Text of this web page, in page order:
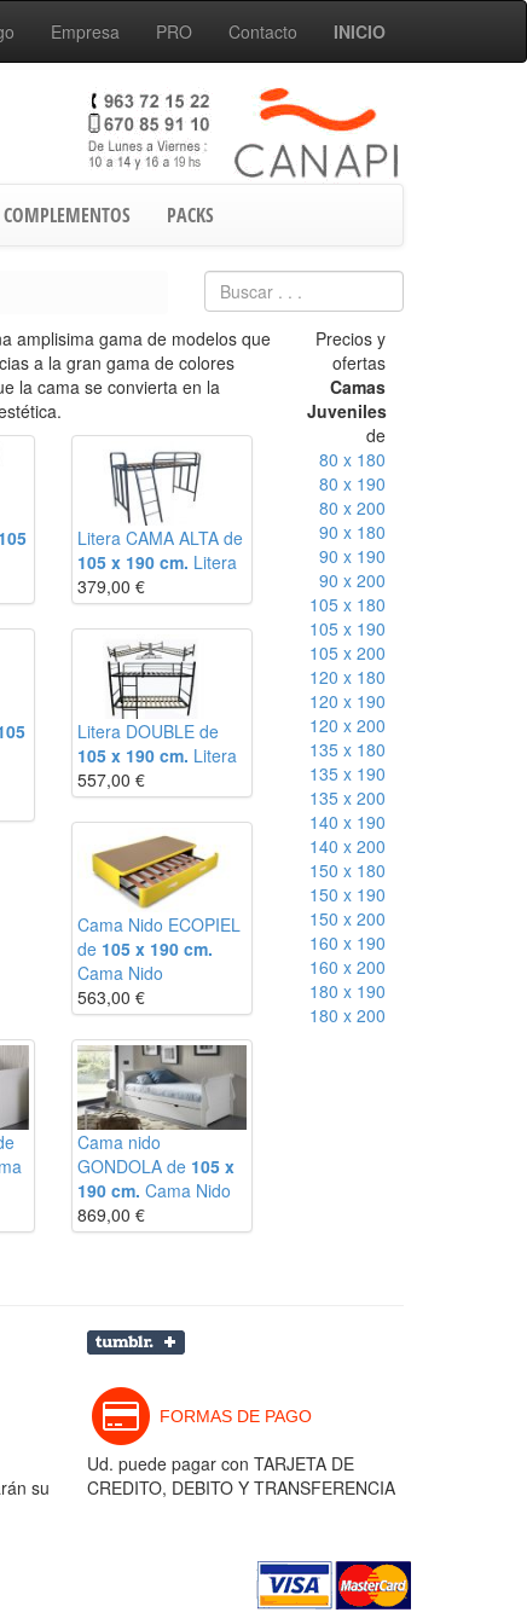
Empresa PRO Contacto INICIO
COMPLEMENTOS PACKS
amplisima gama de modelos que
a la gran gama de colores
la cama se convierta en la
105
Litera CAMA ALTA de
105 x 190 cm. Litera
379,00 €
Litera DOUBLE de
105 x 190 cm. Litera
557,00 €
Cama Nido ECOPIEL
de 105 x 190 cm.
Cama Nido
563,00 €
Cama nido
GONDOLA de 105 x
190 cm. Cama Nido
869,00 €
Precios y
ofertas
Camas
Juveniles
de
80 x 180
80 x 190
80 x 200
90 x 180
90 x 190
90 x 200
105 x 180
105 x 190
105 x 200
120 x 180
120 x 190
120 x 200
135 x 180
135 x 190
135 x 200
140 x 190
140 x 200
150 x 180
150 x 190
150 x 200
160 x 190
160 x 200
180 x 190
180 x 200
su
FORMAS DE PAGO
Ud. puede pagar con TARJETA DE
CREDITO, DEBITO Y TRANSFERENCIA